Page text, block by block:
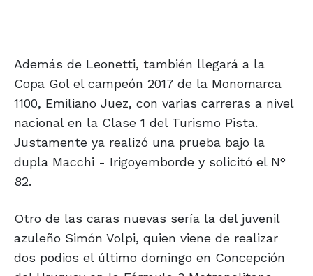
Además de Leonetti, también llegará a la
Copa Gol el campeón 2017 de la Monomarca
1100, Emiliano Juez, con varias carreras a nivel
nacional en la Clase 1 del Turismo Pista.
Justamente ya realizó una prueba bajo la
dupla Macchi - Irigoyemborde y solicitó el N°
82.
Otro de las caras nuevas sería la del juvenil
azuleño Simón Volpi, quien viene de realizar
dos podios el último domingo en Concepción